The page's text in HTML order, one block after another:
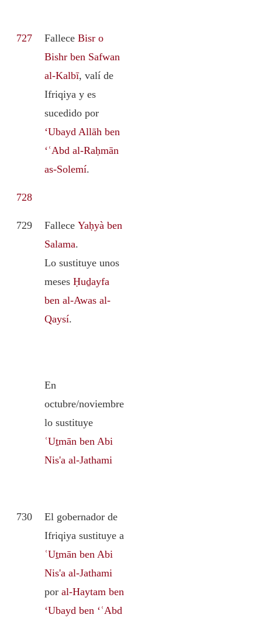
727 Fallece Bisr o
Bishr ben Safwan
al-Kalbī, valí de
Ifriqiya y es
sucedido por
‘Ubayd Allāh ben
‘ʿAbd al-Raḥmān
as-Solemí.
728
729 Fallece Yaḥyà ben
Salama.
Lo sustituye unos
meses Ḥuḏayfa
ben al-Awas al-
Qaysí.
En
octubre/noviembre
lo sustituye
ʿUṯmān ben Abi
Nis'a al-Jathami
730
El gobernador de
Ifriqiya sustituye a
ʿUṯmān ben Abi
Nis'a al-Jathami
por al-Haytam ben
‘Ubayd ben ‘ʿAbd